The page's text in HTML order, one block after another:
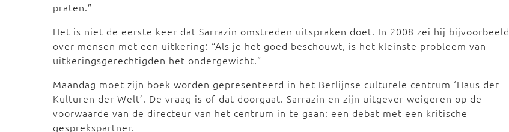
praten.”
Het is niet de eerste keer dat Sarrazin omstreden uitspraken doet. In 2008 zei hij bijvoorbeeld
over mensen met een uitkering: “Als je het goed beschouwt, is het kleinste probleem van
uitkeringsgerechtigden het ondergewicht.”
Maandag moet zijn boek worden gepresenteerd in het Berlijnse culturele centrum ‘Haus der
Kulturen der Welt’. De vraag is of dat doorgaat. Sarrazin en zijn uitgever weigeren op de
voorwaarde van de directeur van het centrum in te gaan: een debat met een kritische
gesprekspartner.